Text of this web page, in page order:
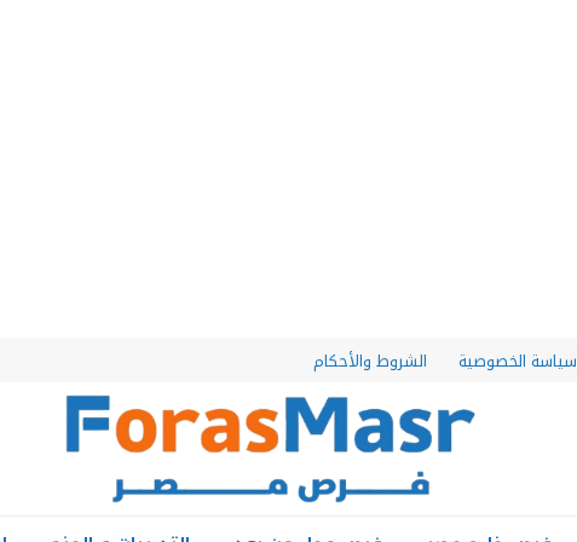
سياسة الخصوصية الشروط والأحكام